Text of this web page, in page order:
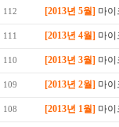
112 [2013년 5월] 마
111 [2013년 4월] 마
110 [2013년 3월] 마
109 [2013년 2월] 마
108 [2013년 1월] 마